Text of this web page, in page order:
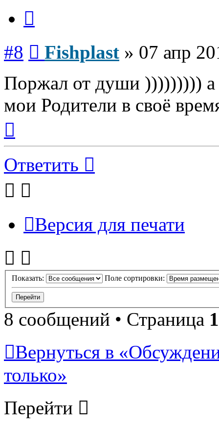
#8 Fishplast » 07 апр
Поржал от души )))))))))
мои Родители в своё
началу
Ответить
Версия для печати
Показать: Поле сортировки:
8 сообщений • Страница 1
Вернуться в
только»
Перейти